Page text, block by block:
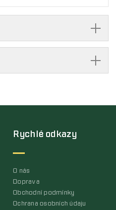
Rychlé odkazy
O nás
Doprava
Obchodní podmínky
Ochrana osobních údaju